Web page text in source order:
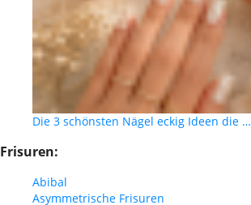
Die 3 schönsten Nägel eckig Ideen die …
Frisuren:
Abibal
Asymmetrische Frisuren